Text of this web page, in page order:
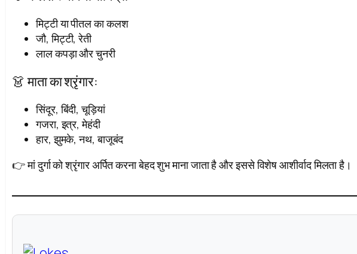
मिट्टी या पीतल का कलश
जौ, मिट्टी, रेती
लाल कपड़ा और चुनरी
👗 माता का श्रृंगार:
सिंदूर, बिंदी, चूड़ियां
गजरा, इत्र, मेहंदी
हार, झुमके, नथ, बाजूबंद
👉 मां दुर्गा को श्रृंगार अर्पित करना बेहद शुभ माना जाता है और इससे विशेष आशीर्वाद मिलता है।